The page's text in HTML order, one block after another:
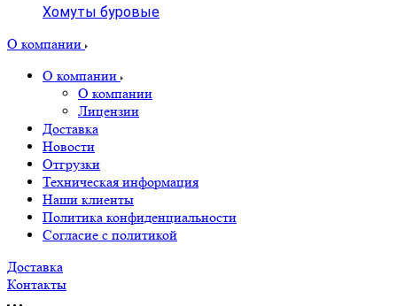
Хомуты буровые
О компании
О компании
О компании
Лицензии
Доставка
Новости
Отгрузки
Техническая информация
Наши клиенты
Политика конфиденциальности
Согласие с политикой
Доставка
Контакты